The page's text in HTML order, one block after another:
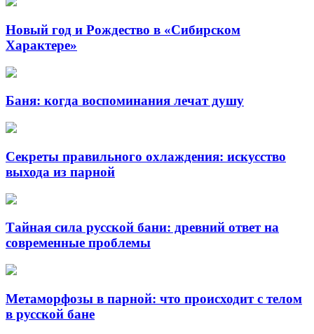
Новый год и Рождество в «Сибирском
Характере»
Баня: когда воспоминания лечат душу
Секреты правильного охлаждения: искусство
выхода из парной
Тайная сила русской бани: древний ответ на
современные проблемы
Метаморфозы в парной: что происходит с телом
в русской бане